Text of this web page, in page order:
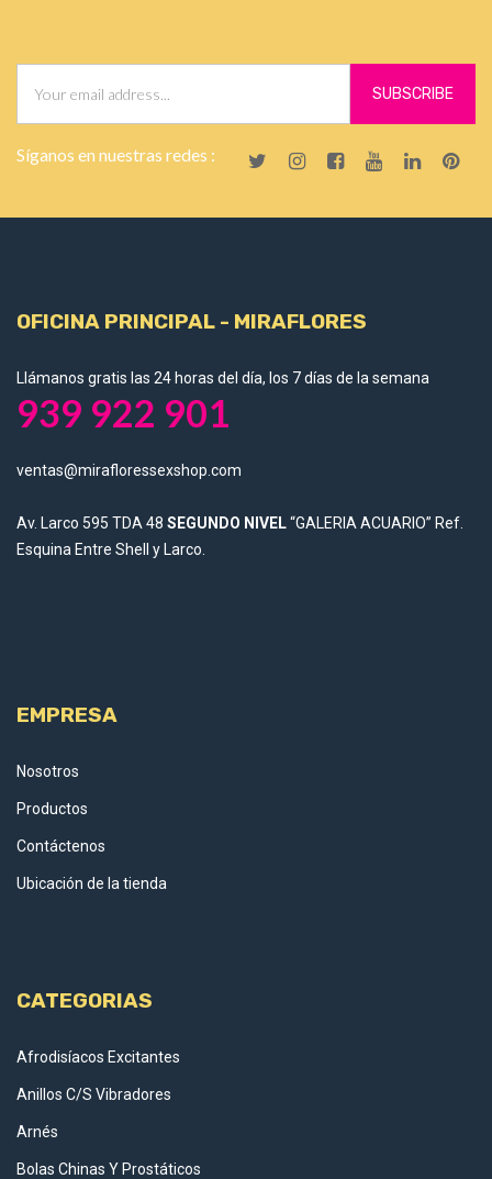
Síganos en nuestras redes :
OFICINA PRINCIPAL - MIRAFLORES
Llámanos gratis las 24 horas del día, los 7 días de la semana
939 922 901
ventas@mirafloressexshop.com
Av. Larco 595 TDA 48 SEGUNDO NIVEL“GALERIA ACUARIO” Ref.
Esquina Entre Shell y Larco.
EMPRESA
Nosotros
Productos
Contáctenos
Ubicación de la tienda
CATEGORIAS
Afrodisíacos Excitantes
Anillos C/S Vibradores
Arnés
Bolas Chinas Y Prostáticos